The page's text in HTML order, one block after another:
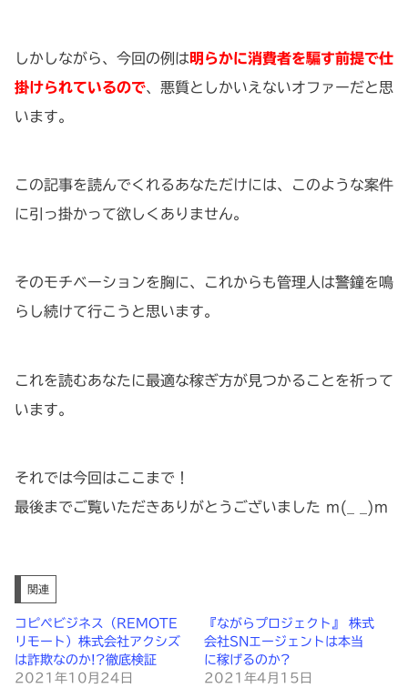
しかしながら、今回の例は 明らかに消費者を騙す前提で仕
掛けられているので、悪質としかいえないオファーだと思
います。
この記事を読んでくれるあなただけには、このような案件
に引っ掛かって欲しくありません。
そのモチベーションを胸に、これからも管理人は警鐘を鳴
らし続けて行こうと思います。
これを読むあなたに最適な稼ぎ方が見つかることを祈って
います。
それでは今回はここまで！
最後までご覧いただきありがとうございました m(_ _)m
関連
コピペビジネス（REMOTE
リモート）株式会社アクシズ
は詐欺なのか!?徹底検証
2021年10月24日
『ながらプロジェクト』 株式
会社SNエージェントは本当
に稼げるのか?
2021年4月15日